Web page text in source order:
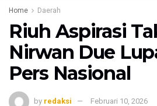
Home Daerah
Riuh Aspirasi
Nirwan Due
Pers Nasional
by redaksi Februari 10, 2026